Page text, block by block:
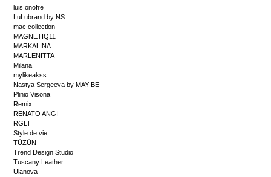
luis onofre
LuLubrand by NS
mac collection
MAGNETIQ11
MARKALINA
MARLENITTA
Milana
mylikeakss
Nastya Sergeeva by MAY BE
Plinio Visona
Remix
RENATO ANGI
RGLT
Style de vie
TÜZÜN
Trend Design Studio
Tuscany Leather
Ulanova